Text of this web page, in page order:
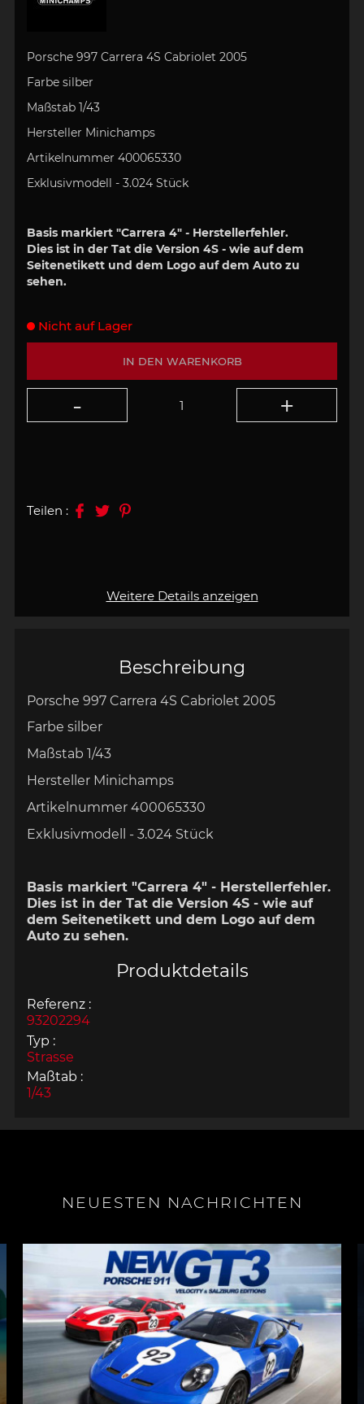
Beschreibung
Porsche 997 Carrera 4S Cabriolet 2005
Farbe silber
Maßstab 1/43
Hersteller Minichamps
Artikelnummer 400065330
Exklusivmodell - 3.024 Stück
Basis markiert "Carrera 4" - Herstellerfehler.
Dies ist in der Tat die Version 4S - wie auf
dem Seitenetikett und dem Logo auf dem
Auto zu sehen.
Produktdetails
Referenz :
93202294
Typ :
Strasse
Maßtab :
1/43
Porsche 997 Carrera 4S Cabriolet 2005
Farbe silber
Maßstab 1/43
Hersteller Minichamps
Artikelnummer 400065330
Exklusivmodell - 3.024 Stück
Basis markiert "Carrera 4" - Herstellerfehler.
Dies ist in der Tat die Version 4S - wie auf dem
Seitenetikett und dem Logo auf dem Auto zu
sehen.
Weitere Details anzeigen
IN DEN WARENKORB
Nicht auf Lager
Teilen :
NEUESTEN NACHRICHTEN